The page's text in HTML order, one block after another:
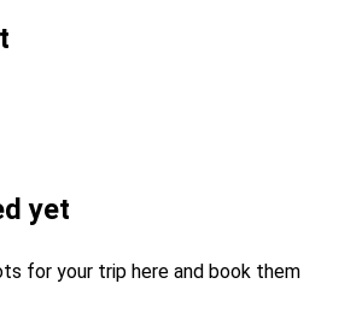
yet
for your trip here and book them